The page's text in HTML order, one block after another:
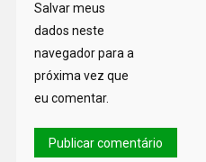
Salvar meus
dados neste
navegador para a
próxima vez que
eu comentar.